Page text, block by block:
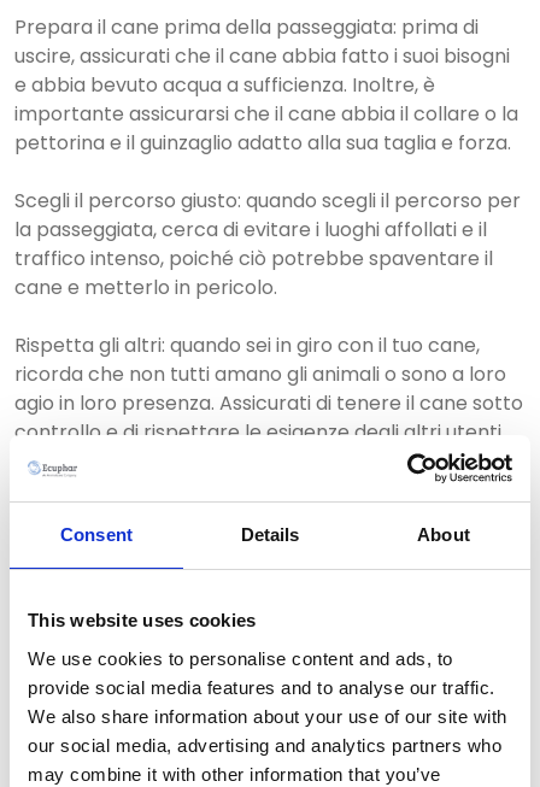
Consent Details About
This website uses cookies
We use cookies to personalise content and ads, to
provide social media features and to analyse our traffic.
We also share information about your use of our site with
our social media, advertising and analytics partners who
may combine it with other information that you’ve
Prepara il cane prima della passeggiata: prima di
uscire, assicurati che il cane abbia fatto i suoi bisogni
e abbia bevuto acqua a sufficienza. Inoltre, è
importante assicurarsi che il cane abbia il collare o la
pettorina e il guinzaglio adatto alla sua taglia e forza.
Scegli il percorso giusto: quando scegli il percorso per
la passeggiata, cerca di evitare i luoghi affollati e il
traffico intenso, poiché ciò potrebbe spaventare il
cane e metterlo in pericolo.
Rispetta gli altri: quando sei in giro con il tuo cane,
ricorda che non tutti amano gli animali o sono a loro
agio in loro presenza. Assicurati di tenere il cane sotto
controllo e di rispettare le esigenze degli altri utenti
della strada.
lascia al tuo cane il tempo di esplorare l'ambiente
circostante. Ciò aiuterà il cane a soddisfare la sua
Raccogli le feci: è importante raccogliere le feci del
proprio cane durante la passeggiata. Ciò non solo
aiuta a mantenere l'ambiente pulito, ma anche a
prevenire la diffusione di malattie.